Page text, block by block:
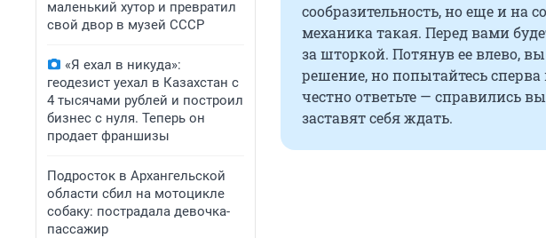
маленький хутор и превратил
свой двор в музей СССР
«Я ехал в никуда»:
геодезист уехал в Казахстан с
4 тысячами рублей и построил
бизнес с нуля. Теперь он
продает франшизы
Подросток в Архангельской
области сбил на мотоцикле
собаку: пострадала девочка-
пассажир
сообразительность, но еще и на
механика такая. Перед вами
за шторкой. Потянув ее влево,
решение, но попытайтесь
честно ответьте — справились
заставят себя ждать.